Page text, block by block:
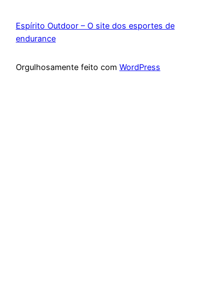
Espírito Outdoor – O site dos esportes de
endurance
Orgulhosamente feito com WordPress